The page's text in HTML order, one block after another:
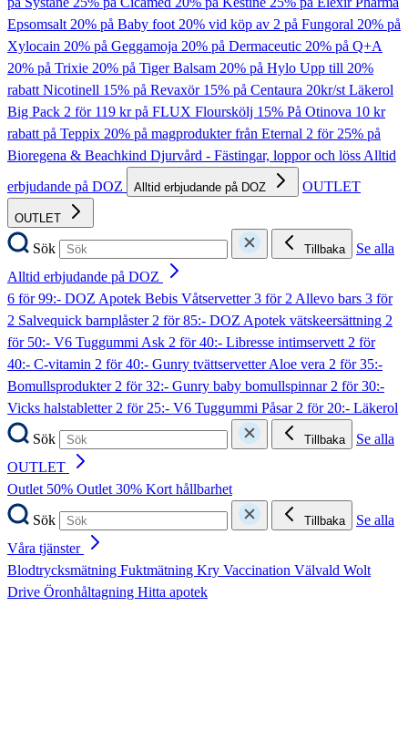
Epsomsalt20% på Baby foot20% vid köp av 2 på Fungoral 20% på
Xylocain 20% på Geggamoja 20% på Dermaceutic 20% på Q+A
20% på Trixie 20% på Tiger Balsam 20% på Hylo Upp till 20%
rabatt Nicotinell 15% på Revaxör 15% på Centaura 20kr/st Läkerol
Big Pack 2 för 119 kr på FLUX Flourskölj 15% På Otinova 10 kr
rabatt på Teppix 20% på magprodukter från Eternal 2 för 25% på
Bioregena & Beachkind Djurvård - Fästingar, loppor och lössAlltid
erbjudande på DOZ
Alltid erbjudande på DOZ OUTLET
OUTLET
Sök Tillbaka
Se alla
Alltid erbjudande på DOZ
6 för 99:- DOZ Apotek Bebis Våtservetter3 för 2 Allevo bars 3 för
2 Salvequick barnplåster2 för 85:- DOZ Apotek vätskeersättning 2
för 50:- V6 Tuggummi Ask 2 för 40:- Libresse intimservett2 för
40:- C-vitamin 2 för 40:- Gunry tvättservetter Aloe vera 2 för 35:-
Bomullsprodukter2 för 32:- Gunry baby bomullspinnar2 för 30:-
Vicks halstabletter2 för 25:- V6 Tuggummi Påsar2 för 20:- Läkerol
Sök
Tillbaka
Se alla
OUTLET
Outlet 50% Outlet 30% Kort hållbarhet
Sök
Tillbaka
Se alla
Våra tjänster
Blodtrycksmätning Fuktmätning Kry Vaccination Välvald Wolt
Drive Öronhåltagning Hitta apotek